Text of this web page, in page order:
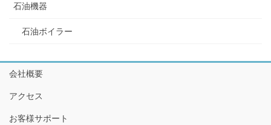
石油機器
石油ボイラー
会社概要
アクセス
お客様サポート